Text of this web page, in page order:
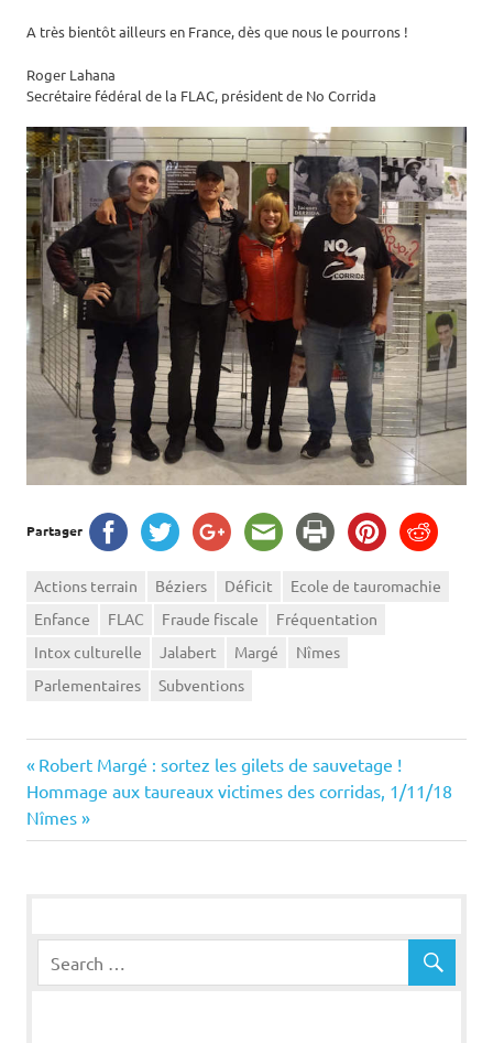
A très bientôt ailleurs en France, dès que nous le pourrons !
Roger Lahana
Secrétaire fédéral de la FLAC, président de No Corrida
Partager
Actions terrain Béziers Déficit
Ecole de tauromachie
Enfance
FLAC Fraude fiscale
Fréquentation
Intox culturelle
Jalabert Margé
Nîmes
Parlementaires
Subventions
Navigation
de
Previous
Post:
Robert Margé : sortez les gilets de sauvetage !
Next
Post:
Hommage aux taureaux victimes des corridas, 1/11/18
Nîmes